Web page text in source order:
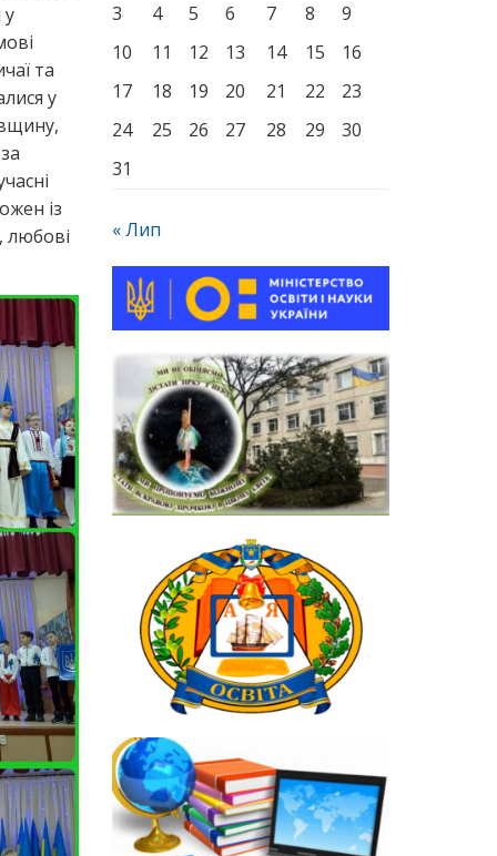
у
та
у
із
любові
3
4 5 6 7 8
9
10
11 12 13 14 15
16
17
18 19 20 21 22
23
24
25 26 27 28 29
30
31
« Лип